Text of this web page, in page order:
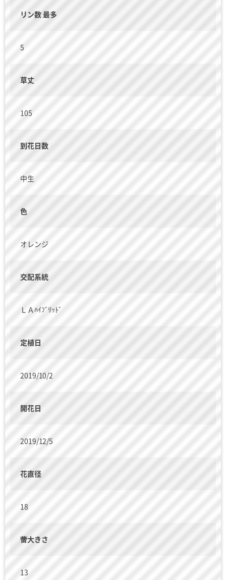
リン数 最多
5
草丈
105
到花日数
中生
色
オレンジ
交配系統
ＬＡﾊｲﾌﾞﾘｯﾄﾞ
定植日
2019/10/2
開花日
2019/12/5
花直径
18
蕾大きさ
13